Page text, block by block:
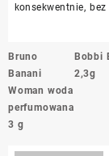
konsekwentnie,
Nawigacja
wpisu
Bruno
Banani
Woman woda
perfumowana
3 g
Bobbi
2,3g